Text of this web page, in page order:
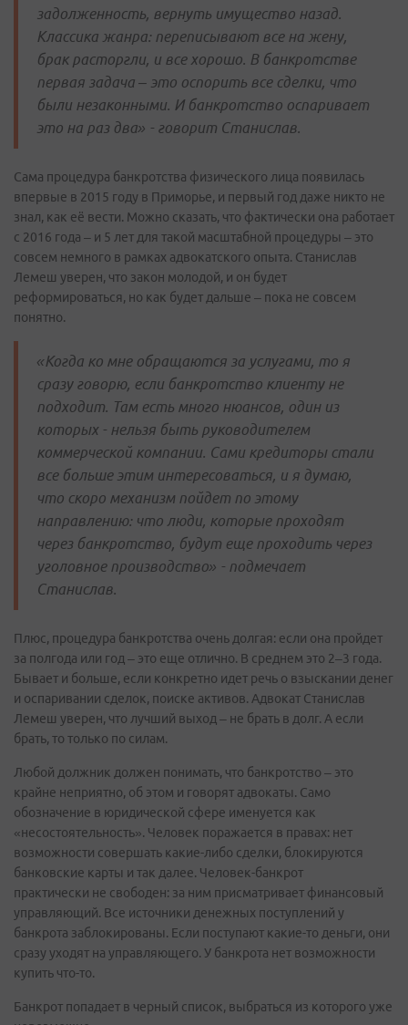
задолженность, вернуть имущество назад.
Классика жанра: переписывают все на жену,
брак расторгли, и все хорошо. В банкротстве
первая задача – это оспорить все сделки, что
были незаконными. И банкротство оспаривает
это на раз два» - говорит Станислав.
Сама процедура банкротства физического лица появилась
впервые в 2015 году в Приморье, и первый год даже никто не
знал, как её вести. Можно сказать, что фактически она работает
с 2016 года – и 5 лет для такой масштабной процедуры – это
совсем немного в рамках адвокатского опыта. Станислав
Лемеш уверен, что закон молодой, и он будет
реформироваться, но как будет дальше – пока не совсем
понятно.
«Когда ко мне обращаются за услугами, то я
сразу говорю, если банкротство клиенту не
подходит. Там есть много нюансов, один из
которых - нельзя быть руководителем
коммерческой компании. Сами кредиторы стали
все больше этим интересоваться, и я думаю,
что скоро механизм пойдет по этому
направлению: что люди, которые проходят
через банкротство, будут еще проходить через
уголовное производство» - подмечает
Станислав.
Плюс, процедура банкротства очень долгая: если она пройдет
за полгода или год – это еще отлично. В среднем это 2–3 года.
Бывает и больше, если конкретно идет речь о взыскании денег
и оспаривании сделок, поиске активов. Адвокат Станислав
Лемеш уверен, что лучший выход – не брать в долг. А если
брать, то только по силам.
Любой должник должен понимать, что банкротство – это
крайне неприятно, об этом и говорят адвокаты. Само
обозначение в юридической сфере именуется как
«несостоятельность». Человек поражается в правах: нет
возможности совершать какие-либо сделки, блокируются
банковские карты и так далее. Человек-банкрот
практически не свободен: за ним присматривает финансовый
управляющий. Все источники денежных поступлений у
банкрота заблокированы. Если поступают какие-то деньги, они
сразу уходят на управляющего. У банкрота нет возможности
купить что-то.
Банкрот попадает в черный список, выбраться из которого уже